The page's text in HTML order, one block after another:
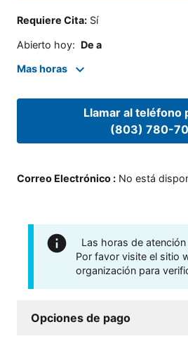
Requiere Cita: Sí
Abierto hoy: De a
Mas horas
Llamar al teléfono
(803) 780-
Correo Electrónico : No está
Las horas de
Por favor visite el sitio
organización para
Opciones de pago